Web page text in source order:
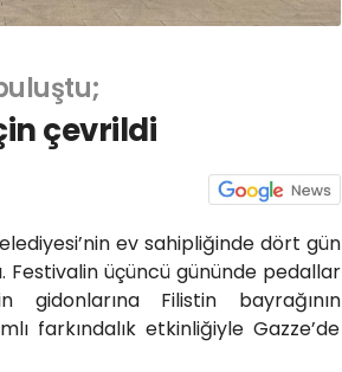
çevrildi
ev sahipliğinde dört gün
Festivalin üçüncü gününde pedallar
gidonlarına Filistin bayrağının
farkındalık etkinliğiyle Gazze’de